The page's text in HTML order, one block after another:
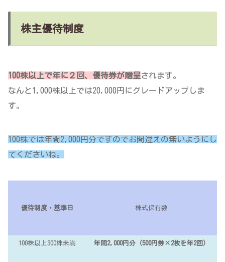
株主優待制度
100株以上で年に２回、優待券が贈呈されます。
なんと1,000株以上では20,000円にグレードアップしま
す。
100株では年間2,000円分ですのでお間違えの無いようにし
てくださいね。
優待制度・ 基準日 株式保有数
100株以上300株未満 年間2,000円分（500円券×2枚を年2回）